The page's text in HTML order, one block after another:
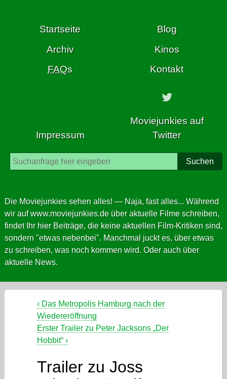
Startseite
Blog
Archiv
Kinos
FAQs Kontakt
Impressum
Moviejunkies auf
Twitter
Suchen
Die Moviejunkies sehen alles! — Naja, fast alles... Während
wir aufwww.moviejunkies.deüber aktuelle Filme schreiben,
findet Ihr hier Beiträge, die keine aktuellen Film-Kritiken sind,
sondern "etwas nebenbei". Manchmal juckt es, über etwas
zu schreiben, was noch kommen wird. Oder auch über
aktuelle News.
‹Das Metropolis Hamburg nach der
Wiedereröffnung
Erster Trailer zu Peter Jacksons „Der
Hobbit“ ›
Trailer zu Joss